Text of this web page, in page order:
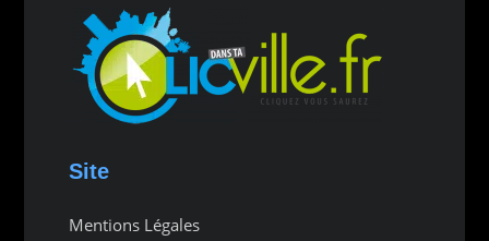
Site
Mentions Légales